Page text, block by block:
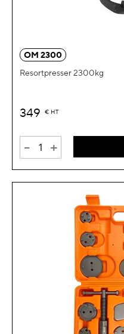
OM 2300
Resortpresser 2300kg
349 € HT
- +